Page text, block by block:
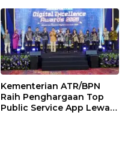
October 2026
Kementerian ATR/BPN
Raih Penghargaan Top
Public Service App Lewat